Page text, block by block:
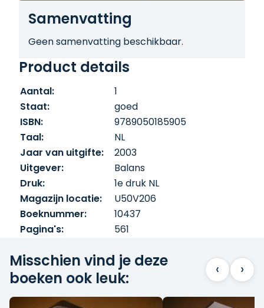
Samenvatting
Geen samenvatting beschikbaar.
Product details
Aantal:
1
Staat:
goed
ISBN:
9789050185905
Taal:
NL
Jaar van uitgifte:
2003
Uitgever:
Balans
Druk:
1e druk NL
Magazijn locatie:
U50V206
Boeknummer:
10437
Pagina's:
561
Misschien vind je deze
boeken ook leuk:
‹ ›